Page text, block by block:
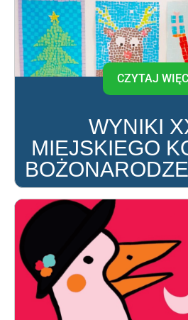
CZYTAJ
WYNIKI
MIEJSKIEGO